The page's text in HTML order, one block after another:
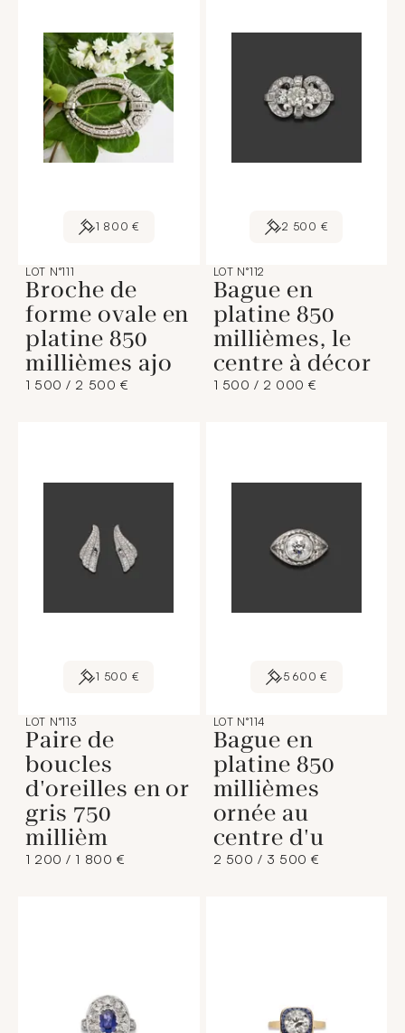
1 800 €
LOT N°111
Broche de
forme ovale en
platine 850
millièmes ajo
1 500 / 2 500 €
2 500 €
LOT N°112
Bague en
platine 850
millièmes, le
centre à décor
1 500 / 2 000 €
1 500 €
LOT N°113
Paire de
boucles
d'oreilles en or
gris 750
millièm
1 200 / 1 800 €
5 600 €
LOT N°114
Bague en
platine 850
millièmes
ornée au
centre d'u
2 500 / 3 500 €